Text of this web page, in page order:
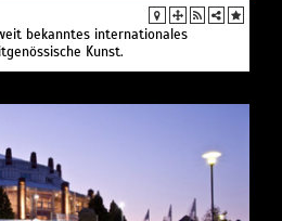
bekanntes internationales
Kunst.